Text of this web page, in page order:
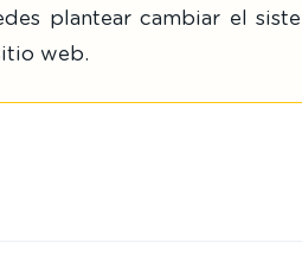
plantear cambiar el
web.